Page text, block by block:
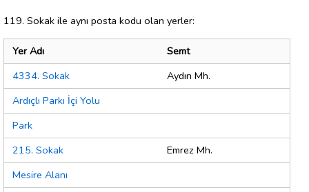
119. Sokak ile aynı posta kodu olan yerler:
Yer Adı
Semt
4334. Sokak
Aydın Mh.
Ardıçlı Parkı İçi Yolu
Park
215. Sokak
Emrez Mh.
Mesire Alanı